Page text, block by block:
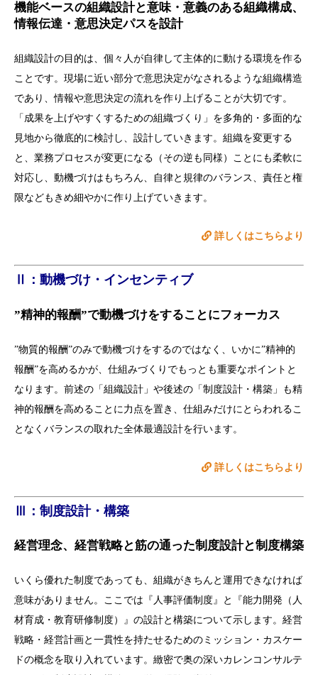
機能ベースの組織設計と意味・意義のある組織構成、
情報伝達・意思決定パスを設計
組織設計の目的は、個々人が自律して主体的に動ける環境を作る
ことです。現場に近い部分で意思決定がなされるような組織構造
であり、情報や意思決定の流れを作り上げることが大切です。
「成果を上げやすくするための組織づくり」を多角的・多面的な
見地から徹底的に検討し、設計していきます。組織を変更する
と、業務プロセスが変更になる（その逆も同様）ことにも柔軟に
対応し、動機づけはもちろん、自律と規律のバランス、責任と権
限などもきめ細やかに作り上げていきます。
詳しくはこちらより
Ⅱ：動機づけ・インセンティブ
”精神的報酬”で動機づけをすることにフォーカス
”物質的報酬”のみで動機づけをするのではなく、いかに”精神的
報酬”を高めるかが、仕組みづくりでもっとも重要なポイントと
なります。前述の「組織設計」や後述の「制度設計・構築」も精
神的報酬を高めることに力点を置き、仕組みだけにとらわれるこ
となくバランスの取れた全体最適設計を行います。
詳しくはこちらより
Ⅲ：制度設計・構築
経営理念、経営戦略と筋の通った制度設計と制度構築
いくら優れた制度であっても、組織がきちんと運用できなければ
意味がありません。ここでは『人事評価制度』と『能力開発（人
材育成・教育研修制度）』の設計と構築について示します。経営
戦略・経営計画と一貫性を持たせるためのミッション・カスケー
ドの概念を取り入れています。緻密で奥の深いカレンコンサルテ